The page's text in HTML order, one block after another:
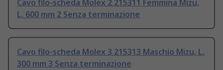
Cavo filo-scheda Molex 2 215311 Femmina Mizu,
L. 600 mm 2 Senza terminazione
Cavo filo-scheda Molex 3 215313 Maschio Mizu, L.
300 mm 3 Senza terminazione